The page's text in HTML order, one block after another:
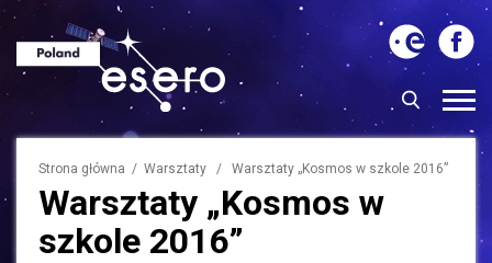
Strona główna / Warsztaty / Warsztaty „Kosmos w szkole 2016”
Warsztaty „Kosmos w
szkole 2016”